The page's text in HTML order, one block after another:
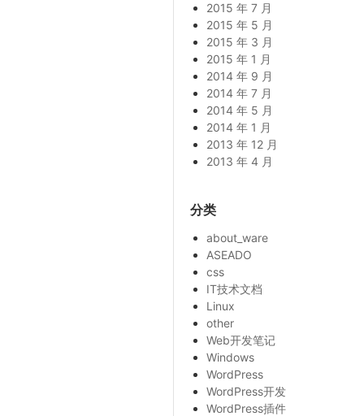
2015 年 7 月
2015 年 5 月
2015 年 3 月
2015 年 1 月
2014 年 9 月
2014 年 7 月
2014 年 5 月
2014 年 1 月
2013 年 12 月
2013 年 4 月
分类
about_ware
ASEADO
css
IT技术文档
Linux
other
Web开发笔记
Windows
WordPress
WordPress开发
WordPress插件